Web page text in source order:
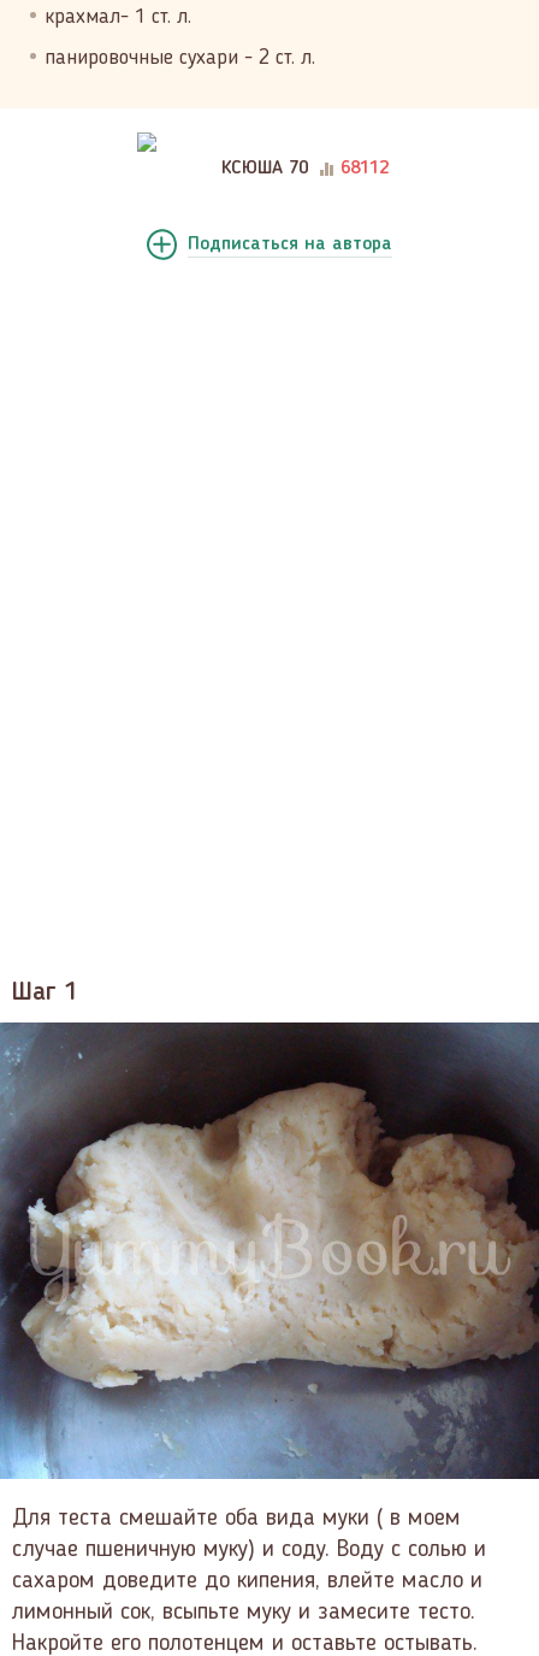
крахмал- 1 ст. л.
панировочные сухари - 2 ст. л.
КСЮША 70 68112
Подписаться на автора
Шаг 1
Для теста смешайте оба вида муки ( в моем
случае пшеничную муку) и соду. Воду с солью и
сахаром доведите до кипения, влейте масло и
лимонный сок, всыпьте муку и замесите тесто.
Накройте его полотенцем и оставьте остывать.